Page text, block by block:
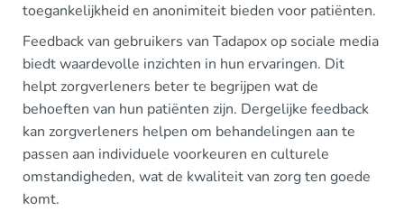
toegankelijkheid en anonimiteit bieden voor patiënten.
Feedback van gebruikers van Tadapox op sociale media
biedt waardevolle inzichten in hun ervaringen. Dit
helpt zorgverleners beter te begrijpen wat de
behoeften van hun patiënten zijn. Dergelijke feedback
kan zorgverleners helpen om behandelingen aan te
passen aan individuele voorkeuren en culturele
omstandigheden, wat de kwaliteit van zorg ten goede
komt.